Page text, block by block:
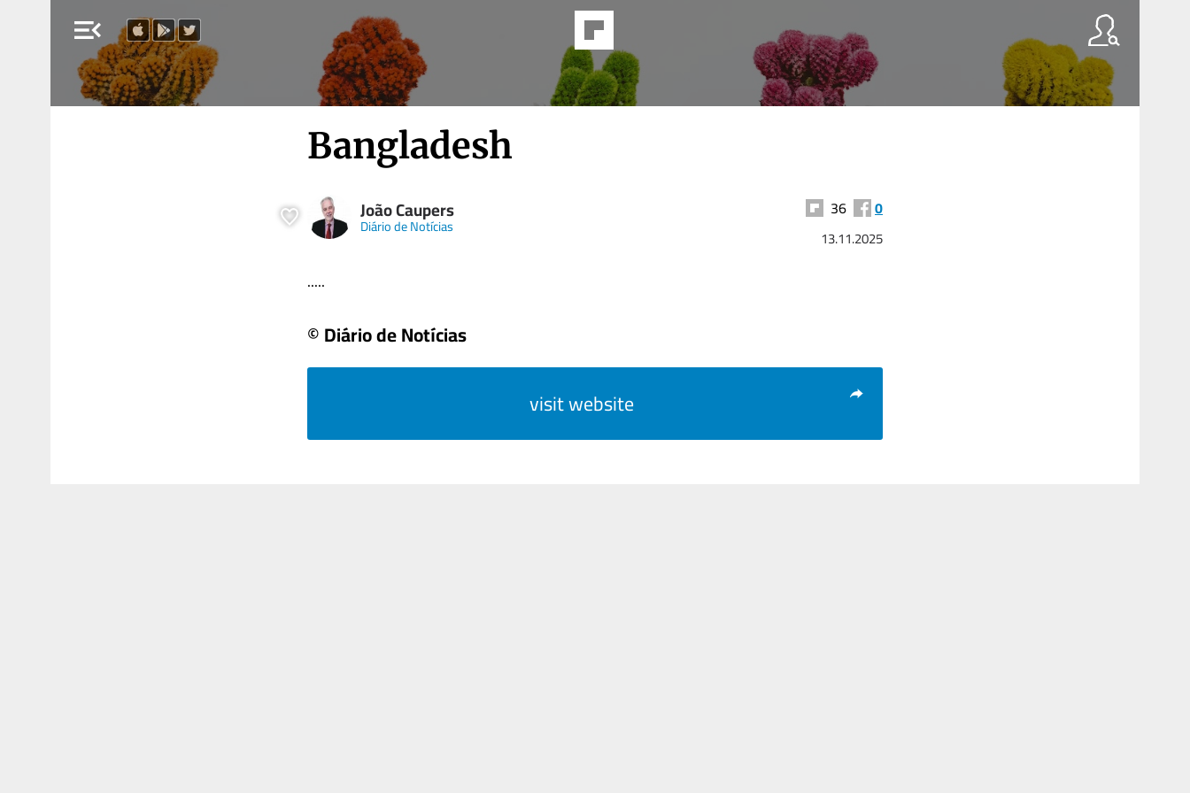
menu_open
Bangladesh
João Caupers
Diário de Notícias
36 0
13.11.2025
.....
© Diário de Notícias
visit website